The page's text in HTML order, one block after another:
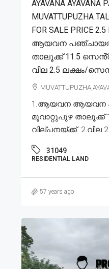
AYAVANA AYAVANA
MUVATTUPUZHA
FOR SALE PRICE
ആയവന
താലൂക്ക് 11.5
വില 2.5 ലക്ഷം/
1.ആയവന ആയവന
മൂവാറ്റുപുഴ താലൂക്ക്
വില്പനയ്ക്ക്. 2.വില
31049
RESIDENTIAL LAND
57 years ago